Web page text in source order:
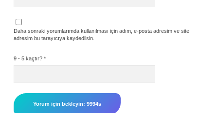
Daha sonraki yorumlarımda kullanılması için adım, e-posta adresim ve site
adresim bu tarayıcıya kaydedilsin.
9 - 5 kaçtır? *